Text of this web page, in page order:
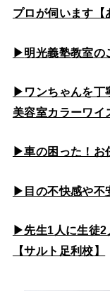
プロが伺います【
▶明光義塾教室の
▶ワンちゃんを丁
美容室カラーワイ
▶車の困った！お
▶目の不快感や不
▶先生1人に生徒
【サルト足利校】